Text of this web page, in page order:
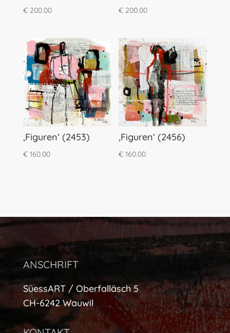
€200.00 € 200.00
‚Figuren‘ (2453)
€160.00
‚Figuren‘ (2456)
€ 160.00
ANSCHRIFT
SüessART / Oberfalläsch 5
CH-6242 Wauwil